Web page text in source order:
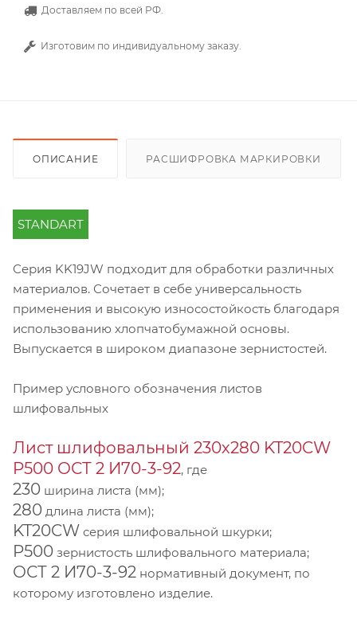
Доставляем по всей РФ.
Изготовим по индивидуальному заказу.
ОПИСАНИЕ РАСШИФРОВКА МАРКИРОВКИ
STANDART
Серия KK19JW подходит для обработки различных
материалов. Сочетает в себе универсальность
применения и высокую износостойкость благодаря
использованию хлопчатобумажной основы.
Выпускается в широком диапазоне зернистостей.
Пример условного обозначения листов
шлифовальных
Лист шлифовальный 230х280 KT20CW
P500 ОСТ 2 И70-3-92, где
230 ширина листа (мм);
280 длина листа (мм);
KT20CW серия шлифовальной шкурки;
P500 зернистость шлифовального материала;
ОСТ 2 И70-3-92 нормативный документ, по
которому изготовлено изделие.